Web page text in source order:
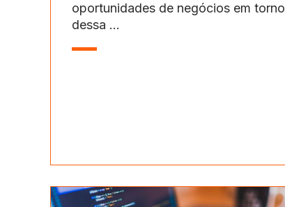
oportunidades de negócios em torno
dessa ...